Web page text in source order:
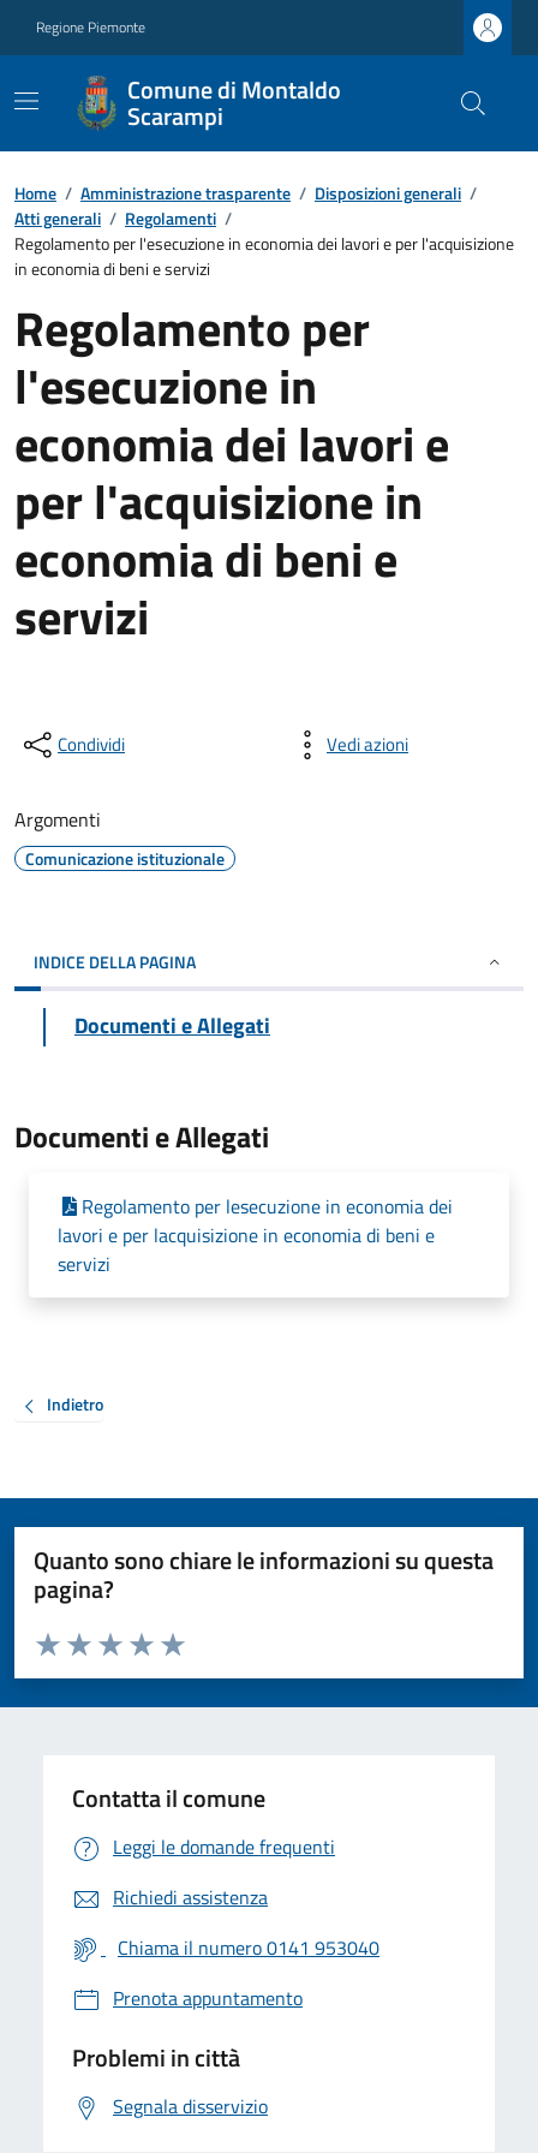
Regione Piemonte
Comune di Montaldo
Scarampi
Home / Amministrazione trasparente / Disposizioni generali /
Atti generali / Regolamenti /
Regolamento per l'esecuzione in economia dei lavori e per l'acquisizione
in economia di beni e servizi
Regolamento per
l'esecuzione in
economia dei lavori e
per l'acquisizione in
economia di beni e
servizi
Condividi Vedi azioni
Argomenti
Comunicazione istituzionale
INDICE DELLA PAGINA
Documenti e Allegati
Documenti e Allegati
Regolamento per lesecuzione in economia dei
lavori e per lacquisizione in economia di beni e
servizi
Indietro
Quanto sono chiare le informazioni su questa
pagina?
Valuta da 1 a 5 stelle la pagina
Valuta 5 stelle su 5
Valuta 4 stelle su 5
Valuta 3 stelle su 5
Valuta 2 stelle su 5
Valuta 1 stelle su 5
Contatta il comune
Leggi le domande frequenti
Richiedi assistenza
Chiama il numero 0141 953040
Prenota appuntamento
Problemi in città
Segnala disservizio